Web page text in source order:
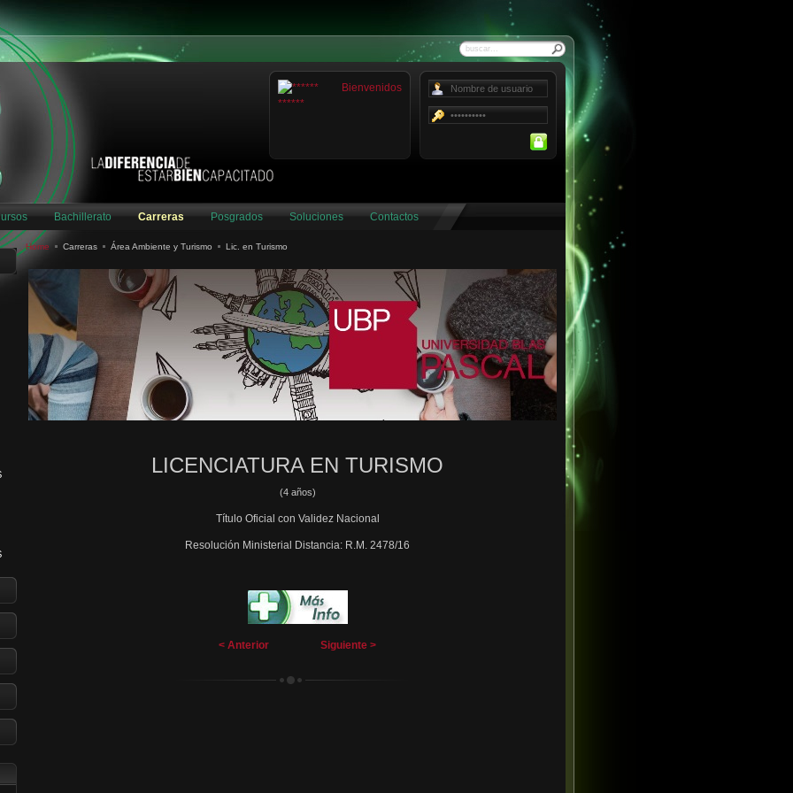
Bachillerato Carreras Posgrados Soluciones Contactos
Home Carreras Área Ambiente y Turismo Lic. en Turismo
LICENCIATURA EN TURISMO
(4 años)
Título Oficial con Validez Nacional
Resolución Ministerial Distancia: R.M. 2478/16
< Anterior Siguiente >